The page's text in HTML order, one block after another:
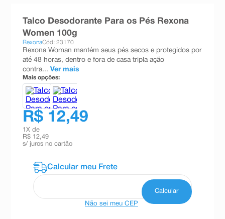
Talco Desodorante Para os Pés Rexona
Women 100g
RexonaCód: 23170
Rexona Woman mantém seus pés secos e protegidos por
até 48 horas, dentro e fora de casa tripla ação
contra... Ver mais
Mais opções:
R$ 12,49
1 X de
R$ 12,49
s/ juros no cartão
Não sei meu CEP
esmalte
10ºabsorvente